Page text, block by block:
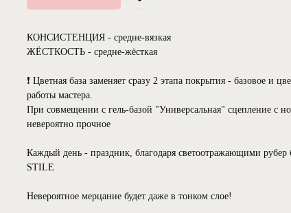
КОНСИСТЕНЦИЯ - средне-вязкая
ЖЁСТКОСТЬ - средне-жёсткая
❗ Цветная база заменяет сразу 2 этапа покрытия - базовое и
работы мастера.
При совмещении с гель-базой "Универсальная" сцепление с
невероятно прочное
Каждый день - праздник, благодаря светоотражающими рубер
STILE
Невероятное мерцание будет даже в тонком слое!